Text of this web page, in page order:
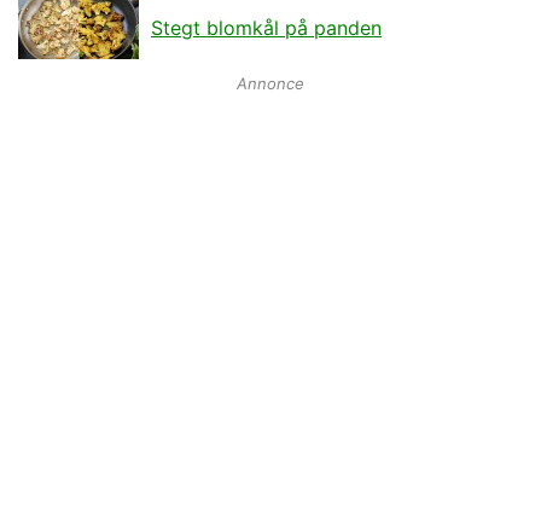
Stegt blomkål på panden
Annonce